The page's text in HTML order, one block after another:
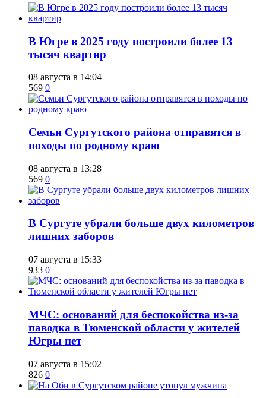
​В Югре в 2025 году построили более 13
тысяч квартир
08 августа в 14:04
569 0
​Семьи Сургутского района отправятся в
походы по родному краю
08 августа в 13:28
569 0
​В Сургуте убрали больше двух километров
лишних заборов
07 августа в 15:33
933 0
​МЧС: оснований для беспокойства из-за
паводка в Тюменской области у жителей
Югры нет
07 августа в 15:02
826 0